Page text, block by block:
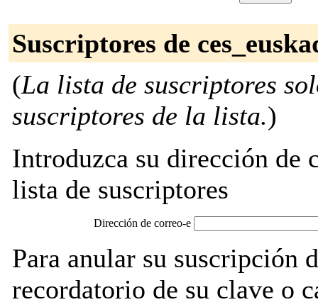
Suscriptores de
(La lista de suscriptores
suscriptores de la lista.)
Introduzca su dirección de
lista de suscriptores
Dirección de correo-e
Para anular su suscripción
recordatorio de su clave o